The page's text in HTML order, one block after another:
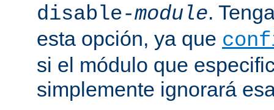
disable-module.
esta opción, ya que
si el módulo que
simplemente ignorará